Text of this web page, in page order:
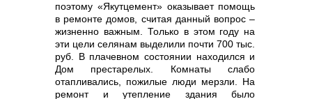
поэтому «Якутцемент» оказывает помощь
в ремонте домов, считая данный вопрос –
жизненно важным. Только в этом году на
эти цели селянам выделили почти 700 тыс.
руб. В плачевном состоянии находился и
Дом престарелых. Комнаты слабо
отапливались, пожилые люди мерзли. На
ремонт и утепление здания было